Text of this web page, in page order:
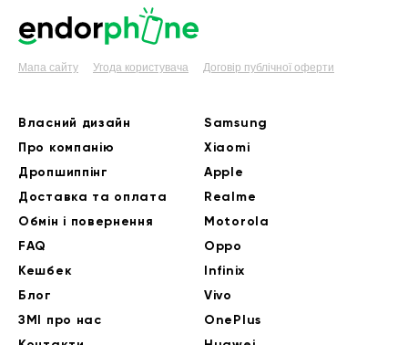
Мапа сайту Угода користувача Договір публічної оферти
Власний дизайн
Про компанію
Дропшиппінг
Доставка та оплата
Обмін і повернення
FAQ
Кешбек
Блог
ЗМІ про нас
Samsung
Xiaomi
Apple
Realme
Motorola
Oppo
Infinix
Vivo
OnePlus